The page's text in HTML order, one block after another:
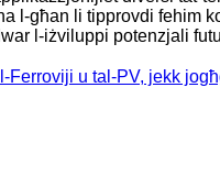
l-għan li tipprovdi fehim
l-iżviluppi potenzjali
u tal-PV, jekk